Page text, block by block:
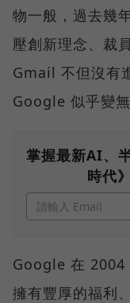
物一般，過去幾
壓創新理念、裁
Gmail 不但沒有
Google 似乎變無
掌握最新AI、
時代
Google 在 2004
擁有豐厚的福利